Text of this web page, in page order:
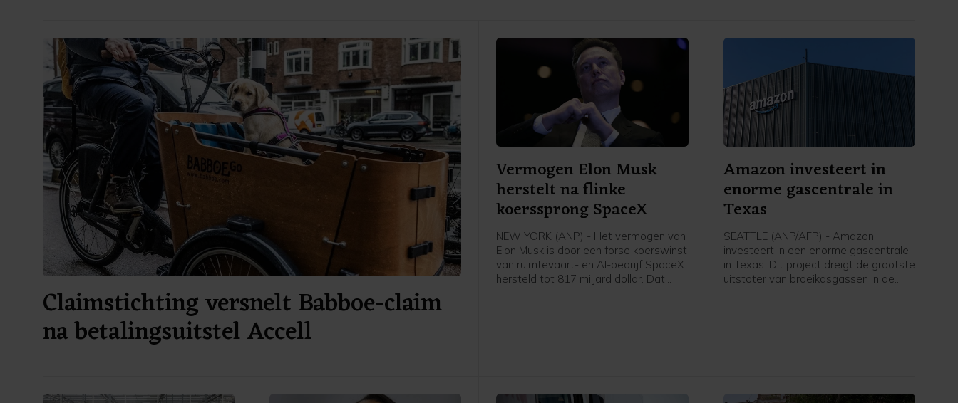
Claimstichting versnelt Babboe-claim
na betalingsuitstel Accell
Vermogen Elon Musk
herstelt na flinke
koerssprong SpaceX
NEW YORK (ANP) - Het vermogen van
Elon Musk is door een forse koerswinst
van ruimtevaart- en AI-bedrijf SpaceX
hersteld tot 817 miljard dollar. Dat
Amazon investeert in
enorme gascentrale in
Texas
SEATTLE (ANP/AFP) - Amazon
investeert in een enorme gascentrale
in Texas. Dit project dreigt de grootste
uitstoter van broeikasgassen in de